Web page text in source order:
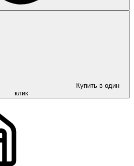
Купить в один
клик